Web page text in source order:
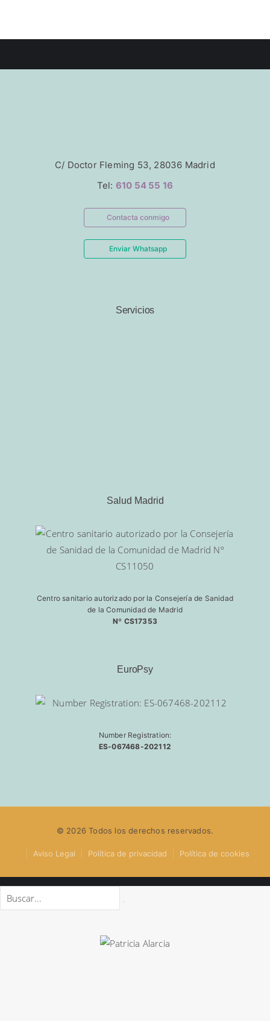
C/ Doctor Fleming 53, 28036 Madrid
Tel: 610 54 55 16
Contacta conmigo
Enviar Whatsapp
Servicios
Salud Madrid
Centro sanitario autorizado por la Consejería de Sanidad
de la Comunidad de Madrid
Nº CS17353
EuroPsy
Number Registration:
ES-067468-202112
© 2026 Todos los derechos reservados.
Aviso Legal Política de privacidad Política de cookies